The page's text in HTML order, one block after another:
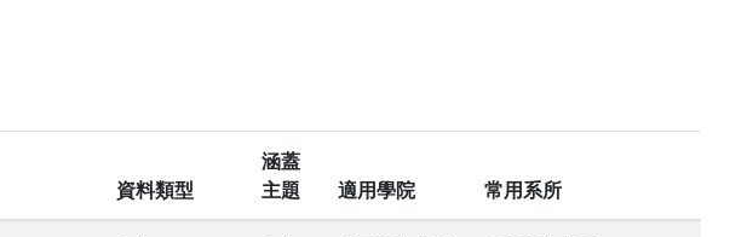
資料類型
涵蓋
主題
適用學院 常用系所